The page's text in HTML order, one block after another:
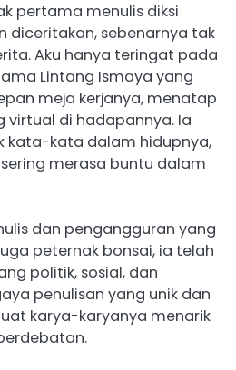
pertama menulis diksi
diceritakan, sebenarnya tak
Aku hanya teringat pada
Lintang Ismaya yang
meja kerjanya, menatap
virtual di hadapannya. Ia
kata-kata dalam hidupnya,
merasa buntu dalam
dan pengangguran yang
peternak bonsai, ia telah
politik, sosial, dan
penulisan yang unik dan
karya-karyanya menarik